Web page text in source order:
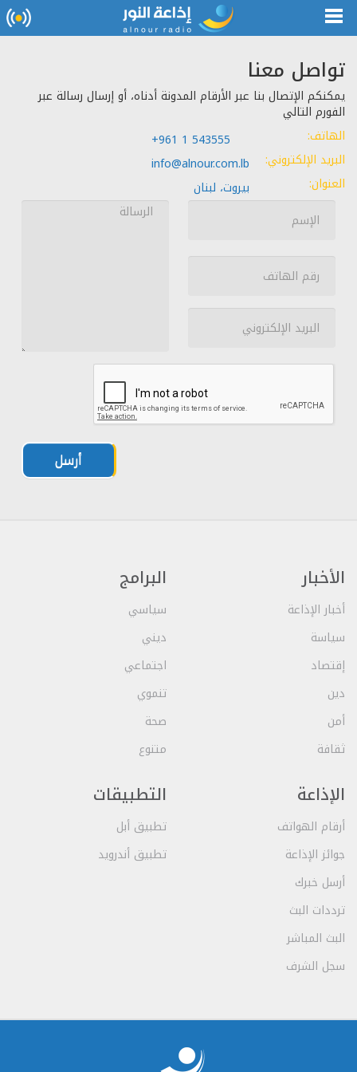
تواصل معنا
يمكنكم الإتصال بنا عبر الأرقام المدونة أدناه، أو إرسال رسالة عبر
الفورم التالي
الهاتف:
+961 1 543555
البريد الإلكتروني:
info@alnour.com.lb
العنوان:
بيروت، لبنان
أرسل
الأخبار
أخبار الإذاعة
سياسة
إقتصاد
دين
أمن
ثقافة
البرامج
سياسي
ديني
اجتماعي
تنموي
صحة
متنوع
الإذاعة
أرقام الهواتف
جوائز الإذاعة
أرسل خبرك
ترددات البث
البث المباشر
سجل الشرف
التطبيقات
تطبيق أبل
تطبيق أندرويد